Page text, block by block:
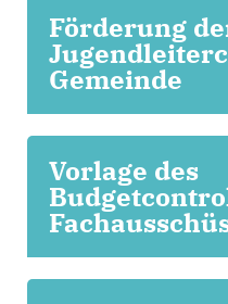
Förderung
Gemeinde
Vorlage des